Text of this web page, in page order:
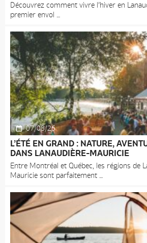
Découvrez comment vivre l’hiver en
premier envol
07/08/26
L’ÉTÉ EN GRAND : NATURE,
DANS LANAUDIÈRE-MAURICIE
Entre Montréal et Québec, les régions de
Mauricie sont parfaitement